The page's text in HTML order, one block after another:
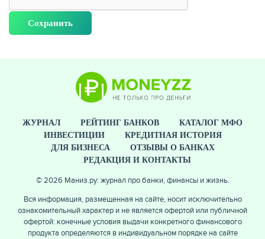
ЖУРНАЛ РЕЙТИНГ БАНКОВ
КАТАЛОГ МФО
ИНВЕСТИЦИИ
КРЕДИТНАЯ ИСТОРИЯ
ДЛЯ БИЗНЕСА
ОТЗЫВЫ О БАНКАХ
РЕДАКЦИЯ И КОНТАКТЫ
© 2026 Маниз.ру: журнал про банки, финансы и жизнь.
Вся информация, размещенная на сайте, носит исключительно
ознакомительный характер и не является офертой или публичной
офертой: конечные условия выдачи конкретного финансового
продукта определяются в индивидуальном порядке на сайте